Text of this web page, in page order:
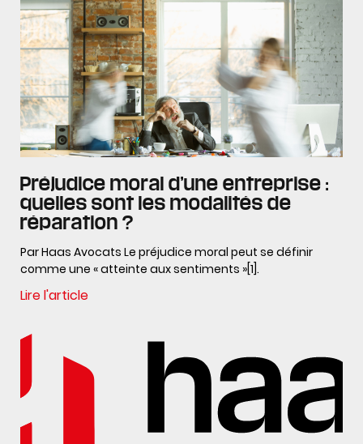
Préjudice moral d’une entreprise :
quelles sont les modalités de
réparation ?
Par Haas Avocats Le préjudice moral peut se définir
comme une « atteinte aux sentiments »[1].
Lire l'article